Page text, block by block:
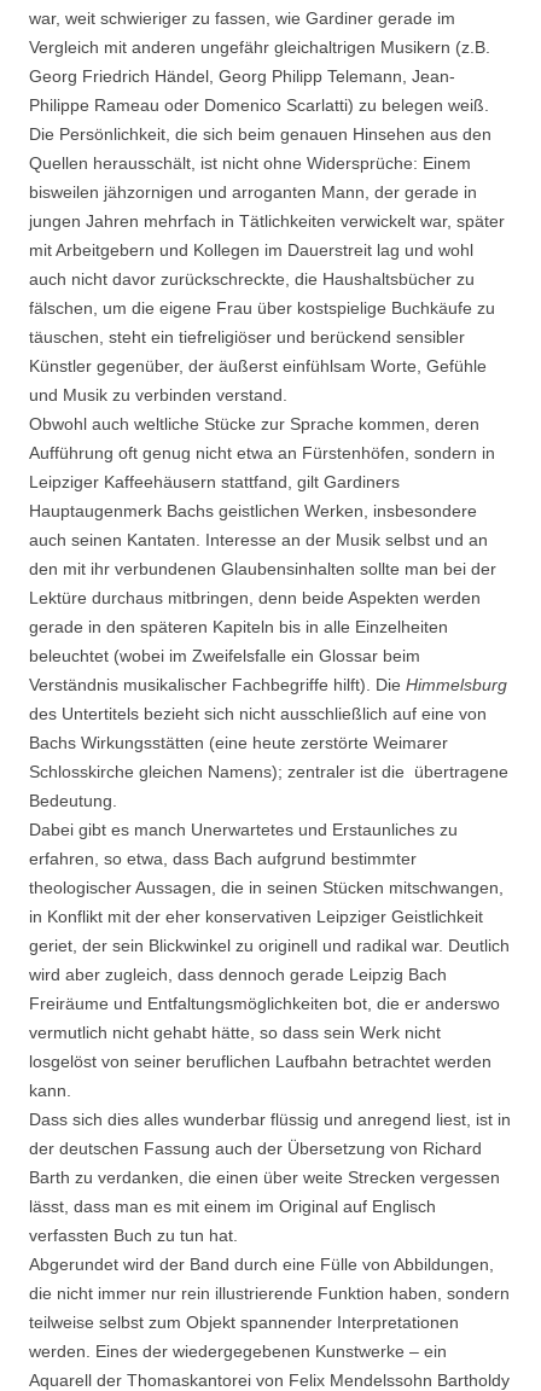
war, weit schwieriger zu fassen, wie Gardiner gerade im
Vergleich mit anderen ungefähr gleichaltrigen Musikern (z.B.
Georg Friedrich Händel, Georg Philipp Telemann, Jean-
Philippe Rameau oder Domenico Scarlatti) zu belegen weiß.
Die Persönlichkeit, die sich beim genauen Hinsehen aus den
Quellen herausschält, ist nicht ohne Widersprüche: Einem
bisweilen jähzornigen und arroganten Mann, der gerade in
jungen Jahren mehrfach in Tätlichkeiten verwickelt war, später
mit Arbeitgebern und Kollegen im Dauerstreit lag und wohl
auch nicht davor zurückschreckte, die Haushaltsbücher zu
fälschen, um die eigene Frau über kostspielige Buchkäufe zu
täuschen, steht ein tiefreligiöser und berückend sensibler
Künstler gegenüber, der äußerst einfühlsam Worte, Gefühle
und Musik zu verbinden verstand.
Obwohl auch weltliche Stücke zur Sprache kommen, deren
Aufführung oft genug nicht etwa an Fürstenhöfen, sondern in
Leipziger Kaffeehäusern stattfand, gilt Gardiners
Hauptaugenmerk Bachs geistlichen Werken, insbesondere
auch seinen Kantaten. Interesse an der Musik selbst und an
den mit ihr verbundenen Glaubensinhalten sollte man bei der
Lektüre durchaus mitbringen, denn beide Aspekten werden
gerade in den späteren Kapiteln bis in alle Einzelheiten
beleuchtet (wobei im Zweifelsfalle ein Glossar beim
Verständnis musikalischer Fachbegriffe hilft). Die Himmelsburg
des Untertitels bezieht sich nicht ausschließlich auf eine von
Bachs Wirkungsstätten (eine heute zerstörte Weimarer
Schlosskirche gleichen Namens); zentraler ist die übertragene
Bedeutung.
Dabei gibt es manch Unerwartetes und Erstaunliches zu
erfahren, so etwa, dass Bach aufgrund bestimmter
theologischer Aussagen, die in seinen Stücken mitschwangen,
in Konflikt mit der eher konservativen Leipziger Geistlichkeit
geriet, der sein Blickwinkel zu originell und radikal war. Deutlich
wird aber zugleich, dass dennoch gerade Leipzig Bach
Freiräume und Entfaltungsmöglichkeiten bot, die er anderswo
vermutlich nicht gehabt hätte, so dass sein Werk nicht
losgelöst von seiner beruflichen Laufbahn betrachtet werden
kann.
Dass sich dies alles wunderbar flüssig und anregend liest, ist in
der deutschen Fassung auch der Übersetzung von Richard
Barth zu verdanken, die einen über weite Strecken vergessen
lässt, dass man es mit einem im Original auf Englisch
verfassten Buch zu tun hat.
Abgerundet wird der Band durch eine Fülle von Abbildungen,
die nicht immer nur rein illustrierende Funktion haben, sondern
teilweise selbst zum Objekt spannender Interpretationen
werden. Eines der wiedergegebenen Kunstwerke – ein
Aquarell der Thomaskantorei von Felix Mendelssohn Bartholdy